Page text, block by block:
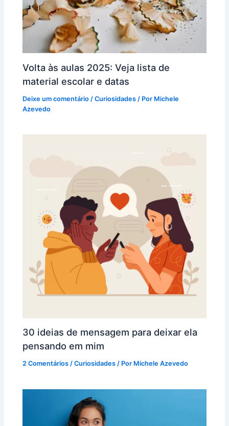
Volta às aulas 2025: Veja lista de
material escolar e datas
Deixe um comentário /Curiosidades / Por Michele
Azevedo
30 ideias de mensagem para deixar ela
pensando em mim
2 Comentários /Curiosidades / Por Michele Azevedo